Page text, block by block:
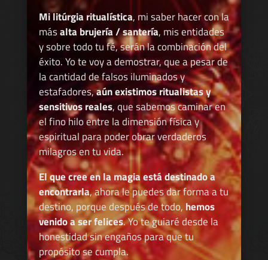
Mi litúrgia ritualística, mi saber hacer con la
másalta brujería / santería, mis entidades
y sobre todo tu fé, serán la combinación del
éxito. Yo te voy a demostrar, que a pesar de
la cantidad de falsos iluminados y
estafadores,aún existimos ritualistas y
sensitivos reales, que sabemos caminar en
el fino hilo entre la dimensión física y
espiritual para poder obrar verdaderos
milagros en tu vida.
El que cree en la magia está destinado a
encontrarla, ahora le puedes dar forma a tu
destino, porque después de todo, hemos
venido a ser felices. Yo te guiaré desde la
honestidad sin engaños para que tu
propósito se cumpla.